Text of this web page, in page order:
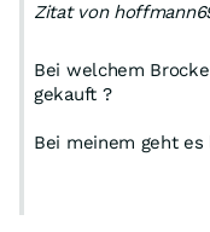
Zitat von
Bei welchem
gekauft ?
Bei meinem geht